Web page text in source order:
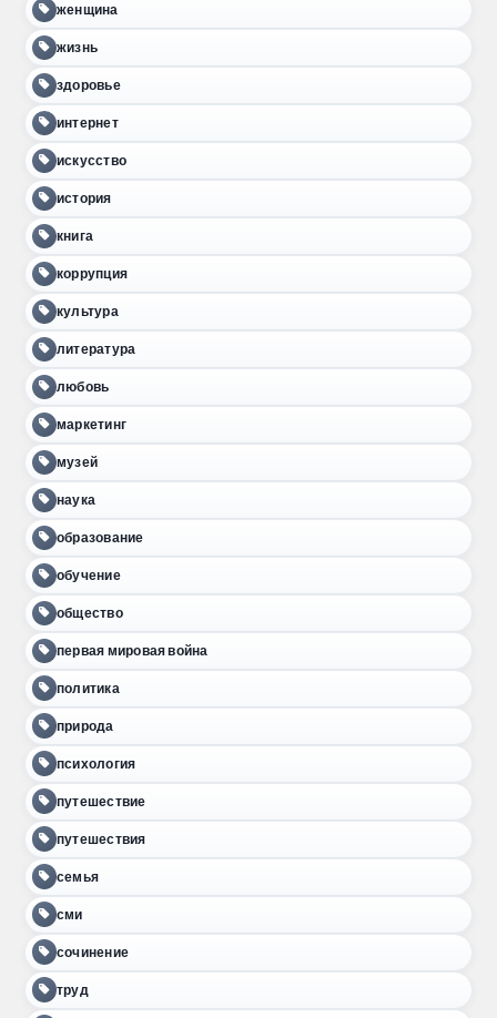
женщина
жизнь
здоровье
интернет
искусство
история
книга
коррупция
культура
литература
любовь
маркетинг
музей
наука
образование
обучение
общество
первая мировая война
политика
природа
психология
путешествие
путешествия
семья
сми
сочинение
труд